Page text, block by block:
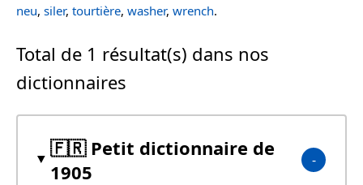
neu, siler, tourtière, washer, wrench.
Total de 1 résultat(s) dans nos
dictionnaires
🇫🇷 Petit dictionnaire de
1905